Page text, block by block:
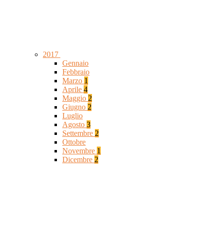
2017
Gennaio
Febbraio
Marzo 1
Aprile 4
Maggio 2
Giugno 2
Luglio
Agosto 3
Settembre 2
Ottobre
Novembre 1
Dicembre 2